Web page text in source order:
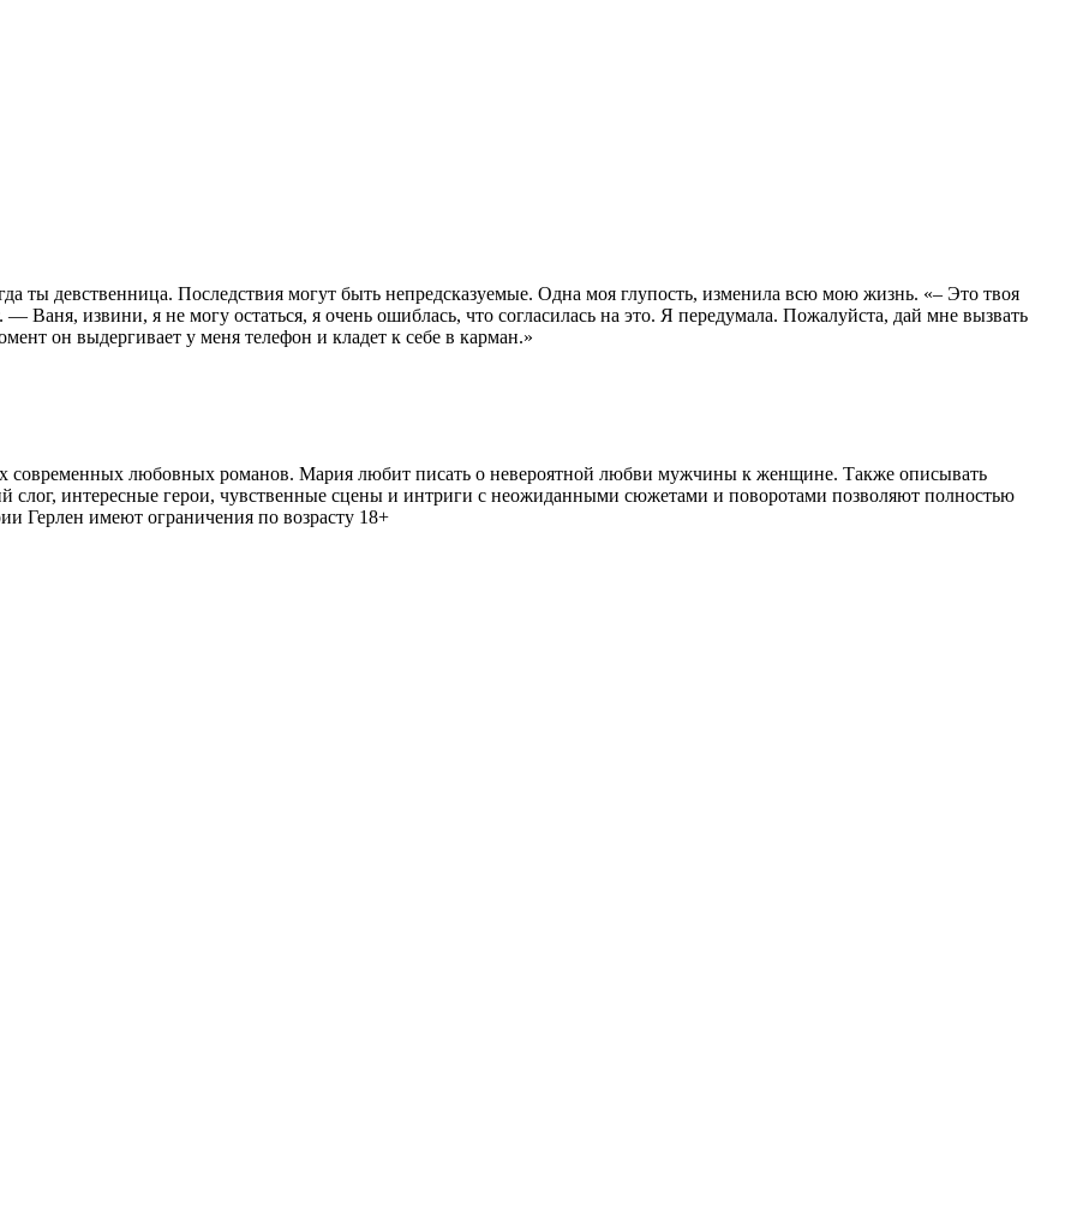
ты девственница. Последствия могут быть непредсказуемые. Одна моя глупость, изменила всю мою жизнь. «– Это твоя
Ваня, извини, я не могу остаться, я очень ошиблась, что согласилась на это. Я передумала. Пожалуйста, дай мне вызвать
он выдергивает у меня телефон и кладет к себе в карман.»
современных любовных романов. Мария любит писать о невероятной любви мужчины к женщине. Также описывать
слог, интересные герои, чувственные сцены и интриги с неожиданными сюжетами и поворотами позволяют полностью
Герлен имеют ограничения по возрасту 18+